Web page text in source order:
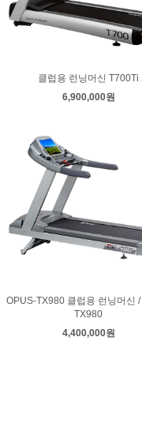
클럽용 런닝머신 T700Ti
6,900,000원
OPUS-TX980 클럽용 런닝머신 /
TX980
4,400,000원